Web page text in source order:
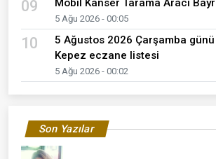
09
5 Ağu 2026 - 00:05
10
5 Ağustos 2026 Çarşamba
Kepez eczane listesi
5 Ağu 2026 - 00:02
Son Yazılar